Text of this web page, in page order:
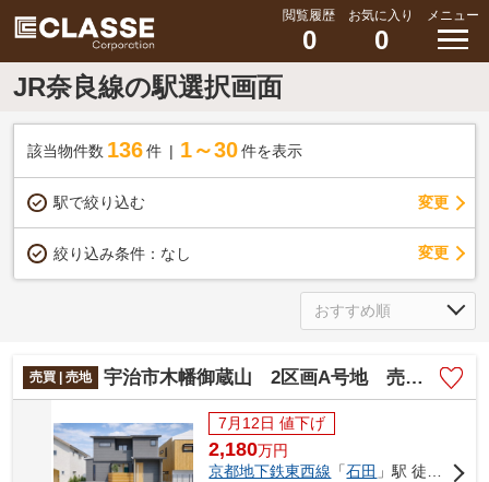
閲覧履歴
0
お気に入り
0
メニュー
JR奈良線の駅選択画面
該当物件数 136件 1～30 件を表示
駅で絞り込む 変更
絞り込み条件： なし 変更
売買 | 売地 宇治市木幡御蔵山 2区画A号地 売土地 建築条件付き
7月12日 値下げ
2,180万円
京都地下鉄東西線 「石田 」駅 徒歩14分